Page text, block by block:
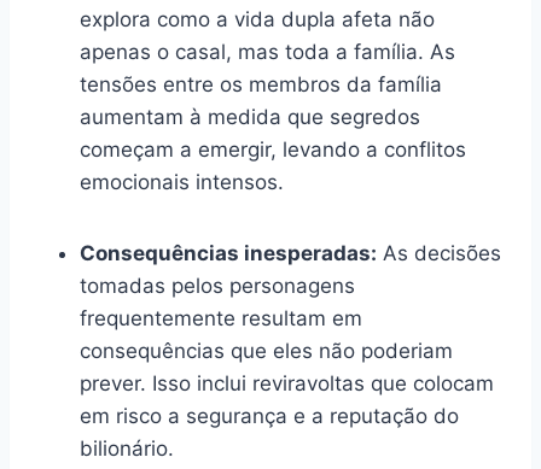
explora como a vida dupla afeta não
apenas o casal, mas toda a família. As
tensões entre os membros da família
aumentam à medida que segredos
começam a emergir, levando a conflitos
emocionais intensos.
Consequências inesperadas: As decisões
tomadas pelos personagens
frequentemente resultam em
consequências que eles não poderiam
prever. Isso inclui reviravoltas que colocam
em risco a segurança e a reputação do
bilionário.